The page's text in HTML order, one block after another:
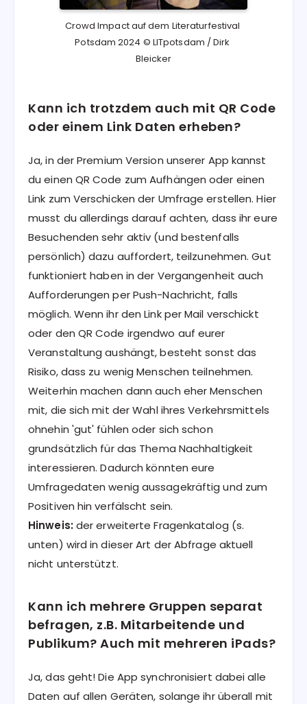
Crowd Impact auf dem Literaturfestival
Potsdam 2024 © LITpotsdam / Dirk
Bleicker
Kann ich trotzdem auch mit QR Code
oder einem Link Daten erheben?
Ja, in der Premium Version unserer App kannst
du einen QR Code zum Aufhängen oder einen
Link zum Verschicken der Umfrage erstellen. Hier
musst du allerdings darauf achten, dass ihr eure
Besuchenden sehr aktiv (und bestenfalls
persönlich) dazu auffordert, teilzunehmen. Gut
funktioniert haben in der Vergangenheit auch
Aufforderungen per Push-Nachricht, falls
möglich. Wenn ihr den Link per Mail verschickt
oder den QR Code irgendwo auf eurer
Veranstaltung aushängt, besteht sonst das
Risiko, dass zu wenig Menschen teilnehmen.
Weiterhin machen dann auch eher Menschen
mit, die sich mit der Wahl ihres Verkehrsmittels
ohnehin 'gut' fühlen oder sich schon
grundsätzlich für das Thema Nachhaltigkeit
interessieren. Dadurch könnten eure
Umfragedaten wenig aussagekräftig und zum
Positiven hin verfälscht sein.
Hinweis:der erweiterte Fragenkatalog (s.
unten) wird in dieser Art der Abfrage aktuell
nicht unterstützt.
Kann ich mehrere Gruppen separat
befragen, z.B. Mitarbeitende und
Publikum? Auch mit mehreren iPads?
Ja, das geht! Die App synchronisiert dabei alle
Daten auf allen Geräten, solange ihr überall mit